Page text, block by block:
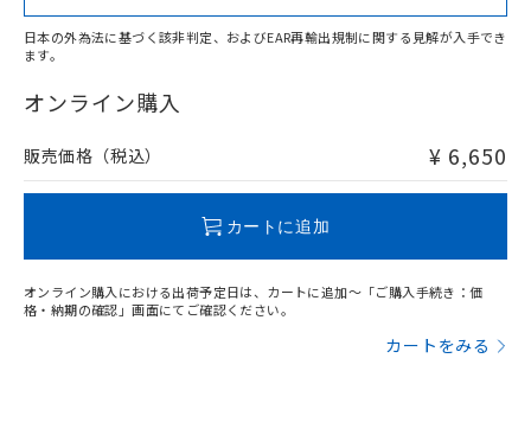
在庫等で未対応品が混在する可能性があります。
問い合わせください。
日本の外為法に基づく該非判定、およびEAR再輸出規制に関する見解が入手でき
ます。
オンライン購入
販売価格（税込） ¥ 6,650
カートに追加
オンライン購入における出荷予定日は、カートに追加～「ご購入手続き：価
格・納期の確認」画面にてご確認ください。
カートをみる